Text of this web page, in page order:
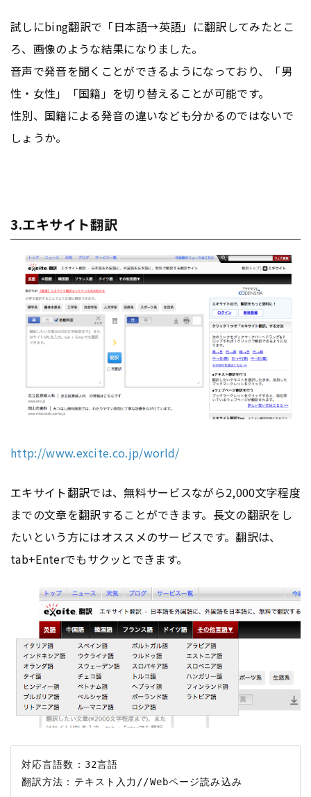
試しにbing翻訳で「日本語→英語」に翻訳してみたとこ
ろ、画像のような結果になりました。
音声で発音を聞くことができるようになっており、「男
性・女性」「国籍」を切り替えることが可能です。
性別、国籍による発音の違いなども分かるのではないで
しょうか。
3.エキサイト翻訳
http://www.excite.co.jp/world/
エキサイト翻訳では、無料サービスながら2,000文字程度
までの文章を翻訳することができます。長文の翻訳をし
たいという方にはオススメのサービスです。翻訳は、
tab+Enterでもサクッとできます。
対応言語数：32言語